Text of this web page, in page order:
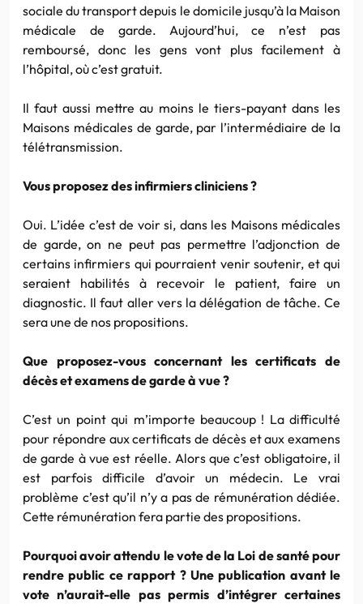
sociale du transport depuis le domicile jusqu’à la Maison
médicale de garde. Aujourd’hui, ce n’est pas
remboursé, donc les gens vont plus facilement à
l’hôpital, où c’est gratuit.
Il faut aussi mettre au moins le tiers-payant dans les
Maisons médicales de garde, par l’intermédiaire de la
télétransmission.
Vous proposez des infirmiers cliniciens ?
Oui. L’idée c’est de voir si, dans les Maisons médicales
de garde, on ne peut pas permettre l’adjonction de
certains infirmiers qui pourraient venir soutenir, et qui
seraient habilités à recevoir le patient, faire un
diagnostic. Il faut aller vers la délégation de tâche. Ce
sera une de nos propositions.
Que proposez-vous concernant les certificats de
décès et examens de garde à vue ?
C’est un point qui m’importe beaucoup ! La difficulté
pour répondre aux certificats de décès et aux examens
de garde à vue est réelle. Alors que c’est obligatoire, il
est parfois difficile d’avoir un médecin. Le vrai
problème c’est qu’il n’y a pas de rémunération dédiée.
Cette rémunération fera partie des propositions.
Pourquoi avoir attendu le vote de la Loi de santé pour
rendre public ce rapport ? Une publication avant le
vote n’aurait-elle pas permis d’intégrer certaines